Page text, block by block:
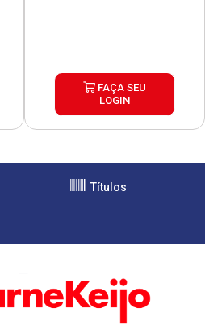
FAÇA SEU
LOGIN
Títulos